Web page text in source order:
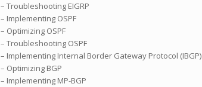
– Troubleshooting EIGRP
– Implementing OSPF
– Optimizing OSPF
– Troubleshooting OSPF
– Implementing Internal Border Gateway Protocol (IBGP)
– Optimizing BGP
– Implementing MP-BGP